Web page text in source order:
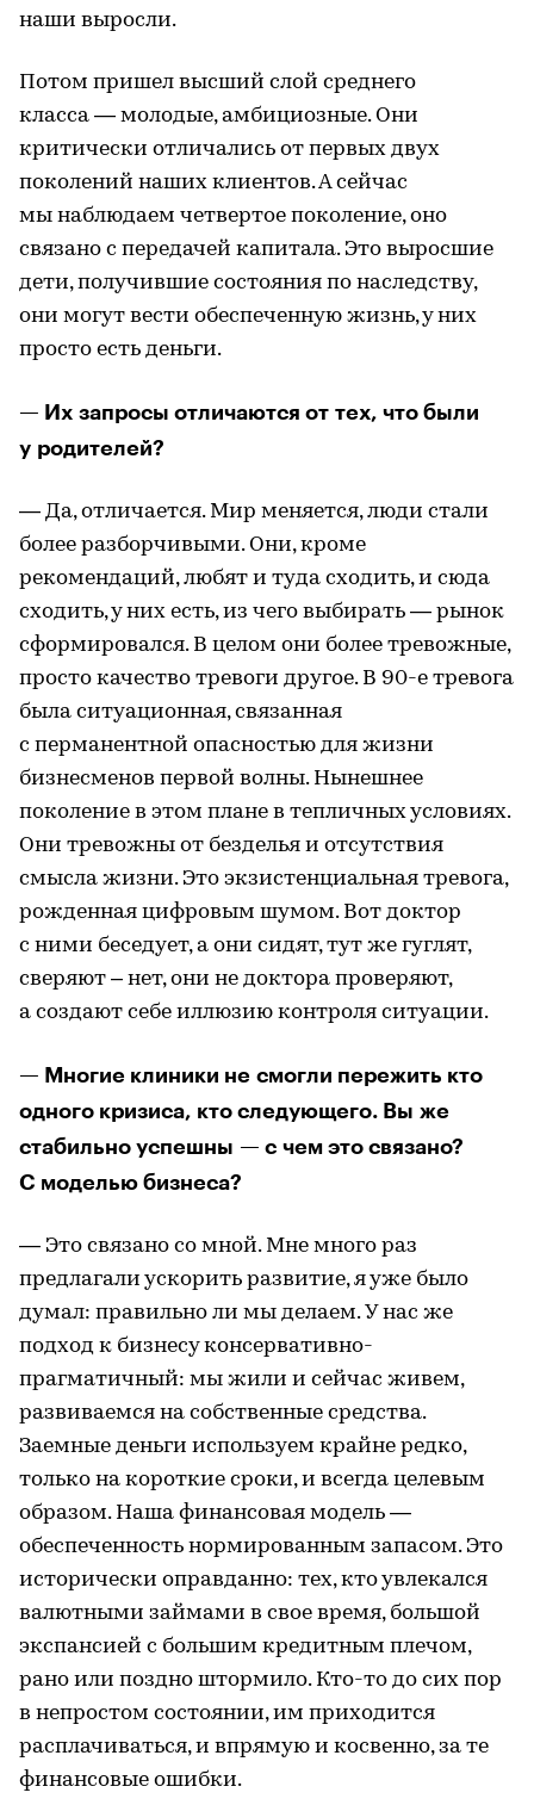
наши выросли.
Потом пришел высший слой среднего
класса — молодые, амбициозные. Они
критически отличались от первых двух
поколений наших клиентов. А сейчас
мы наблюдаем четвертое поколение, оно
связано с передачей капитала. Это выросшие
дети, получившие состояния по наследству,
они могут вести обеспеченную жизнь, у них
просто есть деньги.
— Их запросы отличаются от тех, что были
у родителей?
— Да, отличается. Мир меняется, люди стали
более разборчивыми. Они, кроме
рекомендаций, любят и туда сходить, и сюда
сходить, у них есть, из чего выбирать — рынок
сформировался. В целом они более тревожные,
просто качество тревоги другое. В 90-е тревога
была ситуационная, связанная
с перманентной опасностью для жизни
бизнесменов первой волны. Нынешнее
поколение в этом плане в тепличных условиях.
Они тревожны от безделья и отсутствия
смысла жизни. Это экзистенциальная тревога,
рожденная цифровым шумом. Вот доктор
с ними беседует, а они сидят, тут же гуглят,
сверяют – нет, они не доктора проверяют,
а создают себе иллюзию контроля ситуации.
— Многие клиники не смогли пережить кто
одного кризиса, кто следующего. Вы же
стабильно успешны — с чем это связано?
С моделью бизнеса?
— Это связано со мной. Мне много раз
предлагали ускорить развитие, я уже было
думал: правильно ли мы делаем. У нас же
подход к бизнесу консервативно-
прагматичный: мы жили и сейчас живем,
развиваемся на собственные средства.
Заемные деньги используем крайне редко,
только на короткие сроки, и всегда целевым
образом. Наша финансовая модель —
обеспеченность нормированным запасом. Это
исторически оправданно: тех, кто увлекался
валютными займами в свое время, большой
экспансией с большим кредитным плечом,
рано или поздно штормило. Кто-то до сих пор
в непростом состоянии, им приходится
расплачиваться, и впрямую и косвенно, за те
финансовые ошибки.